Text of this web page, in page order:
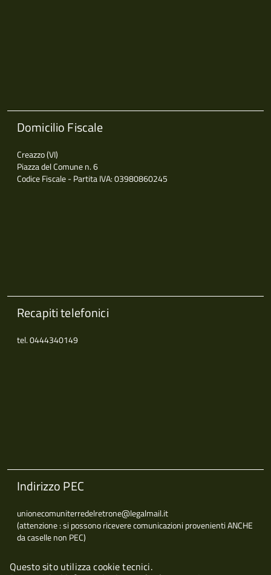
Questo sito utilizza cookie tecnici.
Domicilio Fiscale
Creazzo (VI)
Piazza del Comune n. 6
Codice Fiscale - Partita IVA: 03980860245
Recapiti telefonici
tel. 0444340149
Indirizzo PEC
unionecomuniterredelretrone@legalmail.it
(attenzione : si possono ricevere comunicazioni provenienti ANCHE
da caselle non PEC)